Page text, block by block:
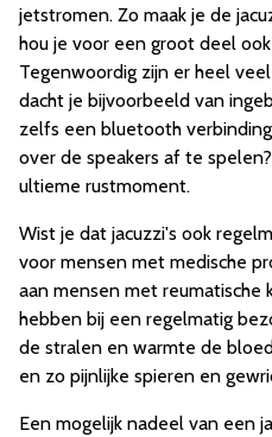
jetstromen. Zo maak je de
hou je voor een groot deel
Tegenwoordig zijn er heel
dacht je bijvoorbeeld van
zelfs een bluetooth
over de speakers af te
ultieme rustmoment.
Wist je dat jacuzzi's ook
voor mensen met medische
aan mensen met reumatische
hebben bij een regelmatig
de stralen en warmte de
en zo pijnlijke spieren en
Een mogelijk nadeel van een